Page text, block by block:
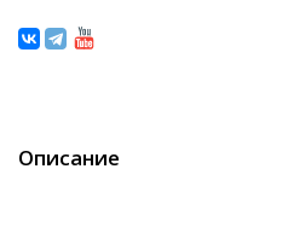
Описание